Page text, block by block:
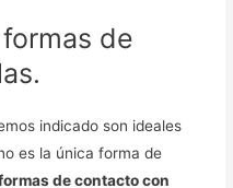
de
indicado son ideales
es la única forma de
de contacto con